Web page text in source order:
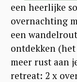
een heerlijke
overnachting
een
ontdekken
meer rust aan
retreat: 2 x